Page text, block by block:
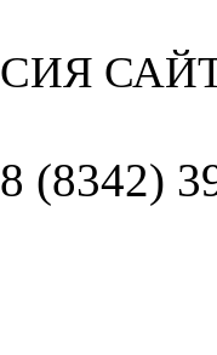
(8342)